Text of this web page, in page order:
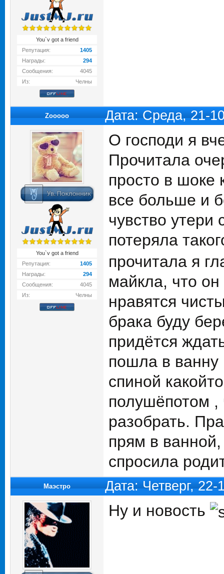
You`v got a friend
Репутация:
1405
Награды:
294
Сообщения:
4045
Из:
Челны
Zooooo Дата: Среда, 21-
You`v got a friend
Репутация:
1405
Награды:
294
Сообщения:
4045
Из:
Челны
О господи я
Прочитала
просто в шоке
все больше и
чувство утери
потеряла
прочитала я
майкла, что
нравятся
брака буду
придётся
пошла в ванну
спиной
полушёпотом ,
разобрать.
прям в
спросила
Маэстро Дата: Четверг,
Ну и новость